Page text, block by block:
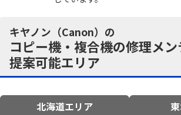
キヤノン（Canon）の
コピー機・複合機の修理メン
提案可能エリア
北海道エリア